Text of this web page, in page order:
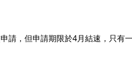
請，但申請期限於4月結速，只有